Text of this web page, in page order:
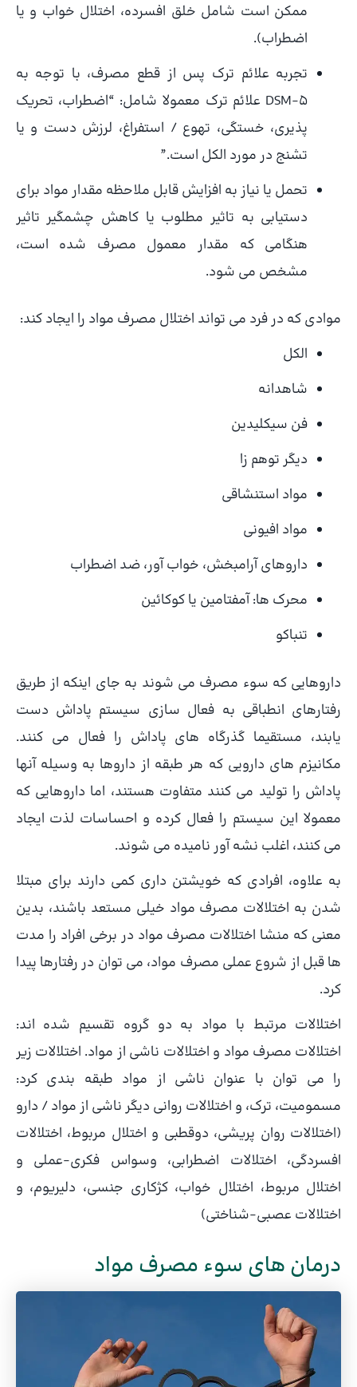
ممکن است شامل خلق افسرده، اختلال خواب و یا
اضطراب).
تجربه علائم ترک پس از قطع مصرف، با توجه به
DSM-5 علائم ترک معمولا شامل: “اضطراب، تحریک
پذیری، خستگی، تهوع / استفراغ، لرزش دست و یا
تشنج در مورد الکل است.”
تحمل یا نیاز به افزایش قابل ملاحظه مقدار مواد برای
دستیابی به تاثیر مطلوب یا کاهش چشمگیر تاثیر
هنگامی که مقدار معمول مصرف شده است،
مشخص می شود.
موادی که در فرد می تواند اختلال مصرف مواد را ایجاد کند:
الکل
شاهدانه
فن سیکلیدین
دیگر توهم زا
مواد استنشاقی
مواد افیونی
داروهای آرامبخش، خواب آور، ضد اضطراب
محرک ها: آمفتامین یا کوکائین
تنباکو
داروهایی که سوء مصرف می شوند به جای اینکه از طریق
رفتارهای انطباقی به فعال سازی سیستم پاداش دست
یابند، مستقیما گذرگاه های پاداش را فعال می کنند.
مکانیزم های دارویی که هر طبقه از داروها به وسیله آنها
پاداش را تولید می کنند متفاوت هستند، اما داروهایی که
معمولا این سیستم را فعال کرده و احساسات لذت ایجاد
می کنند، اغلب نشه آور نامیده می شوند.
به علاوه، افرادی که خویشتن داری کمی دارند برای مبتلا
شدن به اختلالات مصرف مواد خیلی مستعد باشند، بدین
معنی که منشا اختلالات مصرف مواد در برخی افراد را مدت
ها قبل از شروع عملی مصرف مواد، می توان در رفتارها پیدا
کرد.
اختلالات مرتبط با مواد به دو گروه تقسیم شده اند:
اختلالات مصرف مواد و اختلالات ناشی از مواد. اختلالات زیر
را می توان با عنوان ناشی از مواد طبقه بندی کرد:
مسمومیت، ترک، و اختلالات روانی دیگر ناشی از مواد / دارو
(اختلالات روان پریشی، دوقطبی و اختلال مربوط، اختلالات
افسردگی، اختلالات اضطرابی، وسواس فکری-عملی و
اختلال مربوط، اختلال خواب، کژکاری جنسی، دلیریوم، و
اختلالات عصبی-شناختی)
درمان های سوء مصرف مواد